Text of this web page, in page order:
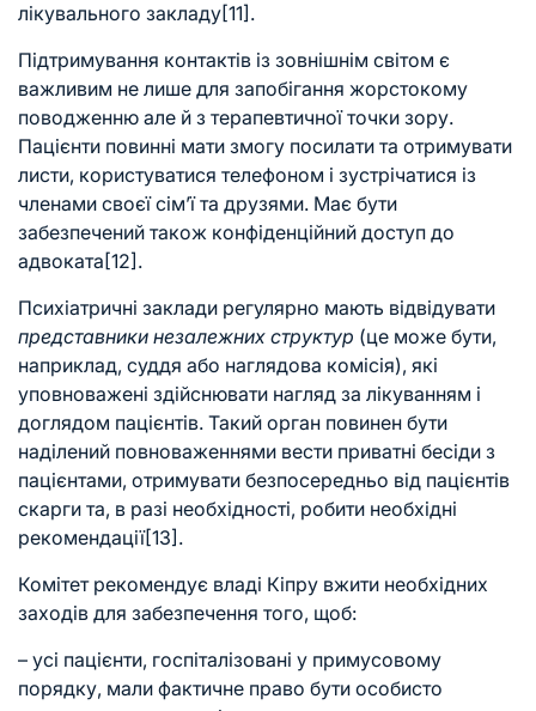
лікувального закладу[11] .
Підтримування контактів із зовнішнім світом є
важливим не лише для запобігання жорстокому
поводженню але й з терапевтичної точки зору.
Пацієнти повинні мати змогу посилати та отримувати
листи, користуватися телефоном і зустрічатися із
членами своєї сім’ї та друзями. Має бути
забезпечений також конфіденційний доступ до
адвоката [12] .
Психіатричні заклади регулярно мають відвідувати
представники незалежних структур (це може бути,
наприклад, суддя або наглядова комісія), які
уповноважені здійснювати нагляд за лікуванням і
доглядом пацієнтів. Такий орган повинен бути
наділений повноваженнями вести приватні бесіди з
пацієнтами, отримувати безпосередньо від пацієнтів
скарги та, в разі необхідності, робити необхідні
рекомендації[13] .
Комітет рекомендує владі Кіпру вжити необхідних
заходів для забезпечення того, щоб:
– усі пацієнти, госпіталізовані у примусовому
порядку, мали фактичне право бути особисто